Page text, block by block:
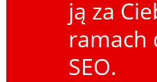
ją za
ramach
SEO.